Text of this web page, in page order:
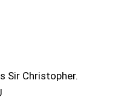
Sir Christopher.